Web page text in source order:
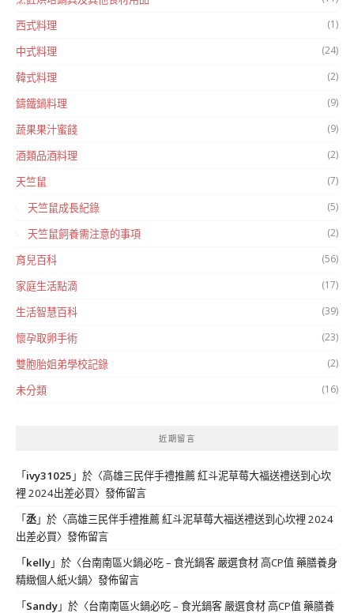
西式料理 (1)
中式料理 (24)
韓式料理 (2)
鑄鐵鍋料理 (9)
蔬果果汁蜜餞 (9)
酒類品酒料理 (2)
天竺鼠 (7)
天竺鼠成長紀錄 (5)
天竺鼠飼養需注意的事項 (2)
育兒百科 (56)
家庭生活點滴 (17)
生活智慧百科 (39)
懷孕取卵手術 (23)
雙胞胎姐弟學校記錄 (2)
未分類 (16)
近期留言
「 ivy31025 」於〈高雄三民伴手禮推薦 紅斗泥草莓大福送禮送到心坎
裡 2024出差必買〉發佈留言
「丞」於〈高雄三民伴手禮推薦 紅斗泥草莓大福送禮送到心坎裡 2024
出差必買〉發佈留言
「 kelly」於〈台南南區火鍋必吃 – 食光鍋客 嚴選食材 高CP值 藥膳養身
精緻個人紙火鍋〉發佈留言
「 Sandy」於〈台南南區火鍋必吃 – 食光鍋客 嚴選食材 高CP值 藥膳養